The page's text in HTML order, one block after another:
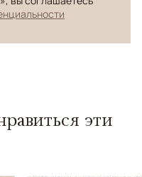
эти